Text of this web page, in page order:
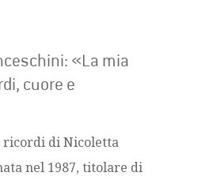
«La mia
cuore e
ricordi di Nicoletta
nel 1987, titolare di